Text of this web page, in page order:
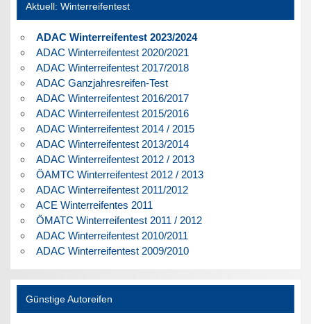
Aktuell: Winterreifentest
ADAC Winterreifentest 2023/2024
ADAC Winterreifentest 2020/2021
ADAC Winterreifentest 2017/2018
ADAC Ganzjahresreifen-Test
ADAC Winterreifentest 2016/2017
ADAC Winterreifentest 2015/2016
ADAC Winterreifentest 2014 / 2015
ADAC Winterreifentest 2013/2014
ADAC Winterreifentest 2012 / 2013
ÖAMTC Winterreifentest 2012 / 2013
ADAC Winterreifentest 2011/2012
ACE Winterreifentes 2011
ÖMATC Winterreifentest 2011 / 2012
ADAC Winterreifentest 2010/2011
ADAC Winterreifentest 2009/2010
Günstige Autoreifen